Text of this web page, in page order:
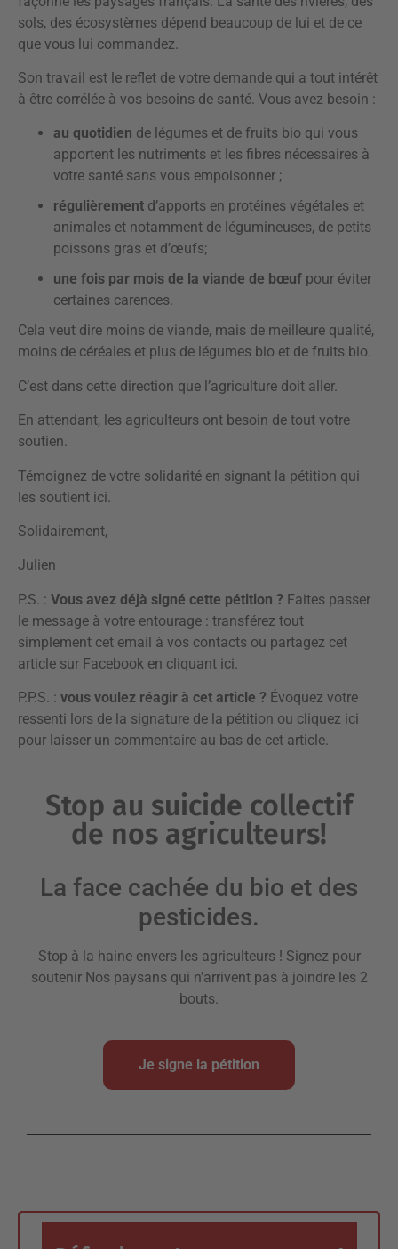
sols, des écosystèmes dépend beaucoup de lui et de ce
que vous lui commandez.
Son travail est le reflet de votre demande qui a tout intérêt
à être corrélée à vos besoins de santé. Vous avez besoin :
au quotidien de légumes et de fruits bio qui vous
apportent les nutriments et les fibres nécessaires à
votre santé sans vous empoisonner ;
régulièrement d’apports en protéines végétales et
animales et notamment de légumineuses, de petits
poissons gras et d’œufs;
une fois par mois de la viande de bœuf pour éviter
certaines carences.
Cela veut dire moins de viande, mais de meilleure qualité,
moins de céréales et plus de légumes bio et de fruits bio.
C’est dans cette direction que l’agriculture doit aller.
En attendant, les agriculteurs ont besoin de tout votre
soutien.
Témoignez de votre solidarité en signant la pétition qui
les soutient ici.
Solidairement,
Julien
P.S. : Vous avez déjà signé cette pétition ? Faites passer
le message à votre entourage : transférez tout
simplement cet email à vos contacts ou partagez cet
article sur Facebook en cliquant ici.
P.P.S. : vous voulez réagir à cet article ? Évoquez votre
ressenti lors de la signature de la pétition ou cliquez ici
pour laisser un commentaire au bas de cet article.
Stop au suicide collectif
de nos agriculteurs!
La face cachée du bio et des
pesticides.
Stop à la haine envers les agriculteurs ! Signez pour
soutenir Nos paysans qui n’arrivent pas à joindre les 2
bouts.
Je signe la pétition